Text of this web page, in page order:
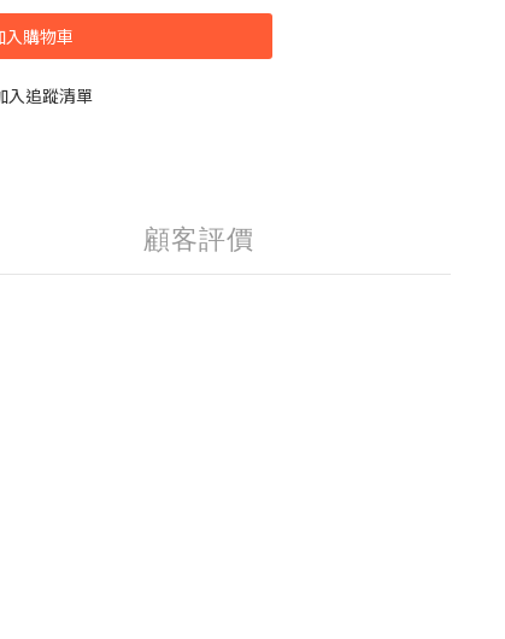
入購物車
入追蹤清單
顧客評價